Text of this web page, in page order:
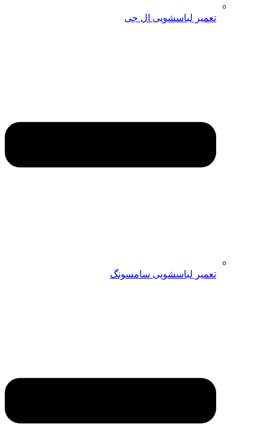
تعمیر لباسشویی ال جی
تعمیر لباسشویی سامسونگ